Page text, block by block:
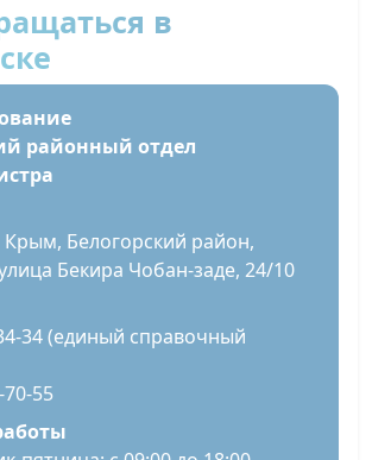
в
районный отдел
Крым, Белогорский район,
Бекира Чобан-заде, 24/10
34 (единый справочный
70-55